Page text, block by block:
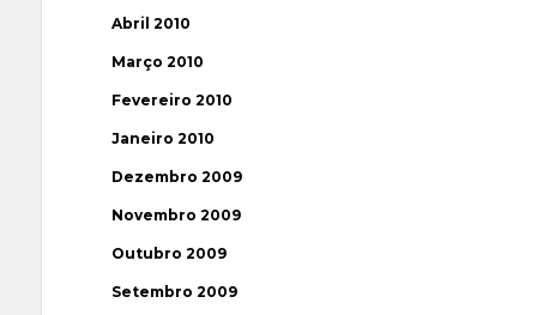
Abril 2010
Março 2010
Fevereiro 2010
Janeiro 2010
Dezembro 2009
Novembro 2009
Outubro 2009
Setembro 2009